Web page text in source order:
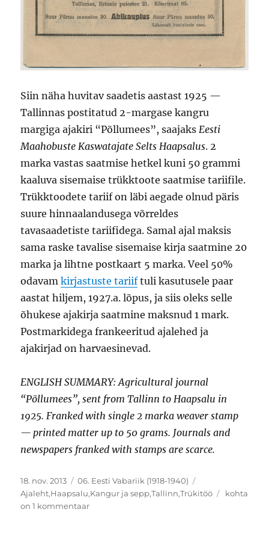
Siin näha huvitav saadetis aastast 1925 —
Tallinnas postitatud 2-margase kangru
margiga ajakiri “Põllumees”, saajaksEesti
Maahobuste Kaswatajate Selts Haapsalus. 2
marka vastas saatmise hetkel kuni 50 grammi
kaaluva sisemaise trükktoote saatmise tariifile.
Trükktoodete tariif on läbi aegade olnud päris
suure hinnaalandusega võrreldes
tavasaadetiste tariifidega. Samal ajal maksis
sama raske tavalise sisemaise kirja saatmine 20
marka ja lihtne postkaart 5 marka. Veel 50%
odavamkirjastuste tariiftuli kasutusele paar
aastat hiljem, 1927.a. lõpus, ja siis oleks selle
õhukese ajakirja saatmine maksnud 1 mark.
Postmarkidega frankeeritud ajalehed ja
ajakirjad on harvaesinevad.
ENGLISH SUMMARY: Agricultural journal
“Põllumees”, sent from Tallinn to Haapsalu in
1925. Franked with single 2 marka weaver stamp
— printed matter up to 50 grams. Journals and
newspapers franked with stamps are scarce.
Postitatud
18. nov. 2013 Rubriigid
06. Eesti Vabariik (1918-1940)
Ajaleht,Haapsalu,Kangur ja sepp,Tallinn,Trükitöö
Ajakiri
kohta
on 1 kommentaar